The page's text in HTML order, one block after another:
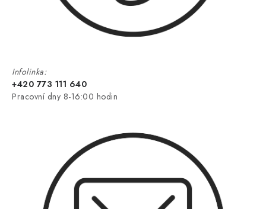
Infolinka:
+420 773 111 640
Pracovní dny 8-16:00 hodin